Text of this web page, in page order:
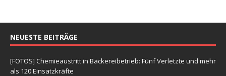
NEUESTE BEITRÄGE
[FOTOS] Chemieaustritt in Bäckereibetrieb: Fünf Verletzte und mehr
als 120 Einsatzkräfte